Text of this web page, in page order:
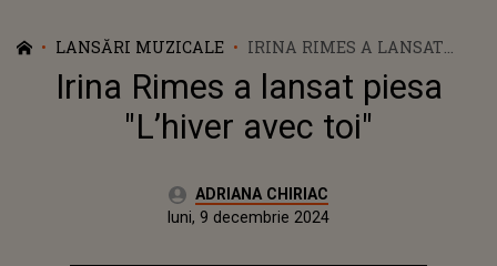
LANSĂRI MUZICALE
IRINA RIMES A LANSAT
PIESA "L’HIVER AVEC TOI"
Irina Rimes a lansat piesa
"L’hiver avec toi"
Autor:ADRIANA CHIRIAC
sâmbătă, 9 decembrie 2023
Actualizat:
luni, 9 decembrie 2024